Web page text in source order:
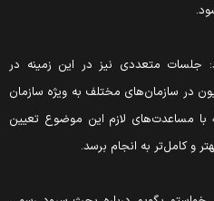
متعددی نیز در این زمینه در
در سازمان‌های مختلف به ویژه سازمان
با مساعدت‌های لازم این موضوع تعیین
و کامل‌تر به انجام برسد.